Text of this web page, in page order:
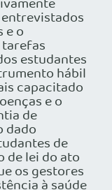
e o
estudantes
hábil
capacitado
e o
de
dado
de
de lei do ato
os gestores